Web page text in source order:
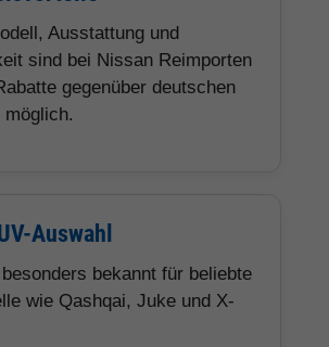
Ausstattung und
sind bei Nissan Reimporten
gegenüber deutschen
möglich.
Auswahl
bekannt für beliebte
wie Qashqai, Juke und X-